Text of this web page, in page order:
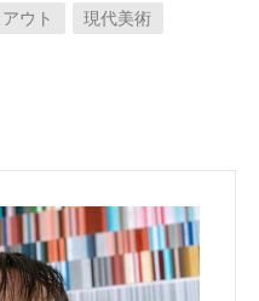
ウト 現代美術